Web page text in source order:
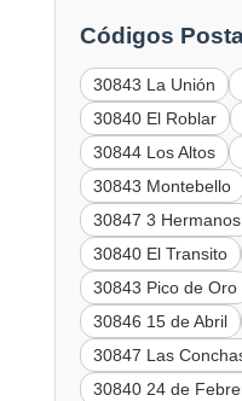
Códigos
30843 La Unión
30840 El Roblar
30844 Los Altos
30843 Montebello
30847 3 Hermanos
30840 El Transito
30843 Pico de Oro
30846 15 de Abril
30847 Las
30840 24 de